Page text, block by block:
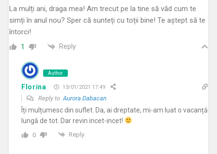
La mulți ani, draga mea! Am trecut pe la tine să văd cum te
simți în anul nou? Sper că sunteți cu toții bine! Te aştept să te
întorci!
1 Reply
Author
Florina 13/01/2021 17:49
Reply to Aurora Dabacan
Îți mulțumesc din suflet. Da, ai dreptate, mi-am luat o vacanță
lungă de tot. Dar revin incet-incet!
0 Reply